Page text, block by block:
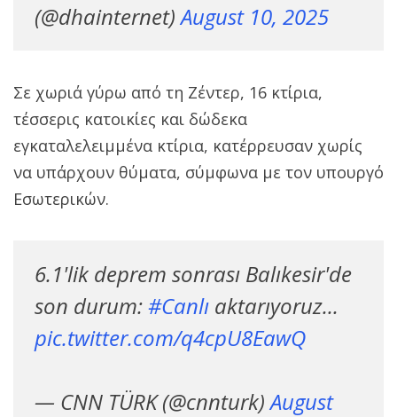
(@dhainternet)August 10, 2025
Σε χωριά γύρω από τη Ζέντερ, 16 κτίρια,
τέσσερις κατοικίες και δώδεκα
εγκαταλελειμμένα κτίρια, κατέρρευσαν χωρίς
να υπάρχουν θύματα, σύμφωνα με τον υπουργό
Εσωτερικών.
6.1'lik deprem sonrası Balıkesir'de
son durum:#Canlı aktarıyoruz...
pic.twitter.com/q4cpU8EawQ
— CNN TÜRK (@cnnturk)August